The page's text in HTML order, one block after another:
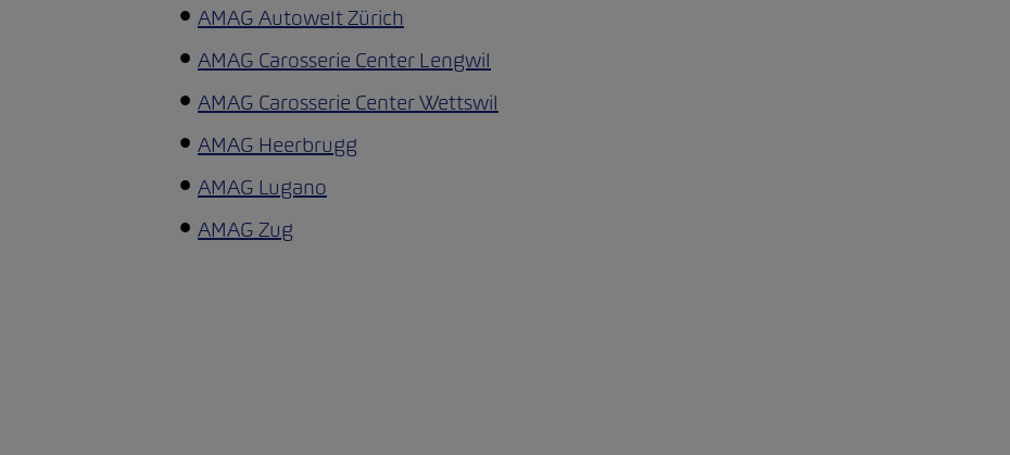
• AMAG Autowelt Zürich
• AMAG Carosserie Center Lengwil
• AMAG Carosserie Center Wettswil
• AMAG Heerbrugg
• AMAG Lugano
• AMAG Zug